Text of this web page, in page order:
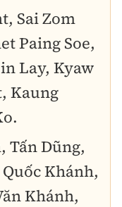
Sai Zom
Paing Soe,
Lay, Kyaw
Kaung
Tấn Dũng,
Khánh,
Khánh,